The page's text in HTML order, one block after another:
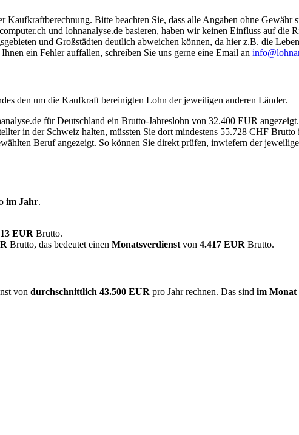
Bitte beachten Sie, dass alle Angaben ohne
und lohnanalyse.de basieren, haben wir keinen Einfluss auf die
und Großstädten deutlich abweichen können, da hier z.B. die
ein Fehler auffallen, schreiben Sie uns gerne eine Email an
den um die Kaufkraft bereinigten Lohn der jeweiligen anderen Länder.
für Deutschland ein Brutto-Jahreslohn von 32.400 EUR
in der Schweiz halten, müssten Sie dort mindestens 55.728 CHF Brutto
Beruf angezeigt. So können Sie direkt prüfen, inwiefern der
im Jahr.
EUR Brutto.
Brutto, das bedeutet einen Monatsverdienst von 4.417 EUR Brutto.
von durchschnittlich 43.500 EUR pro Jahr rechnen. Das sind im Monat